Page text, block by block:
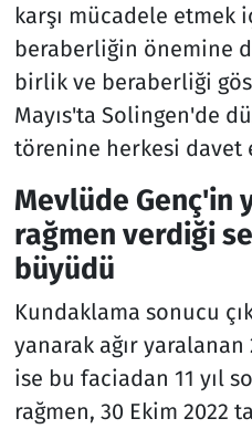
karşı mücadele etmek
beraberliğin önemine
birlik ve beraberliği
Mayıs'ta Solingen'de
törenine herkesi davet
Mevlüde Genç'in
rağmen verdiği
büyüdü
Kundaklama sonucu
yanarak ağır yaralanan
ise bu faciadan 11 yıl
rağmen, 30 Ekim 2022